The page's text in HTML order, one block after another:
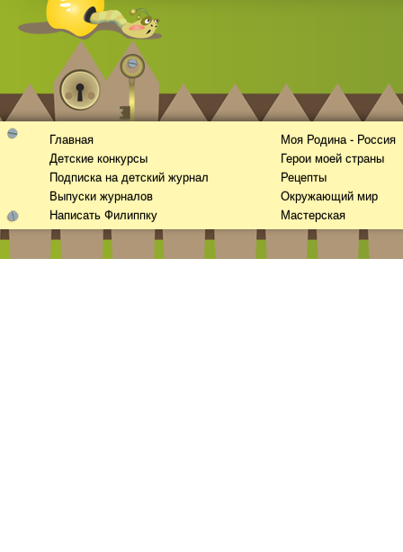
Главная
Детские конкурсы
Подписка на детский журнал
Выпуски журналов
Написать Филиппку
Моя Родина - Россия
Герои моей страны
Рецепты
Окружающий мир
Мастерская